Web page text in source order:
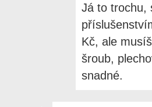
Já to trochu,
Kč, ale
šroub,
snadné.